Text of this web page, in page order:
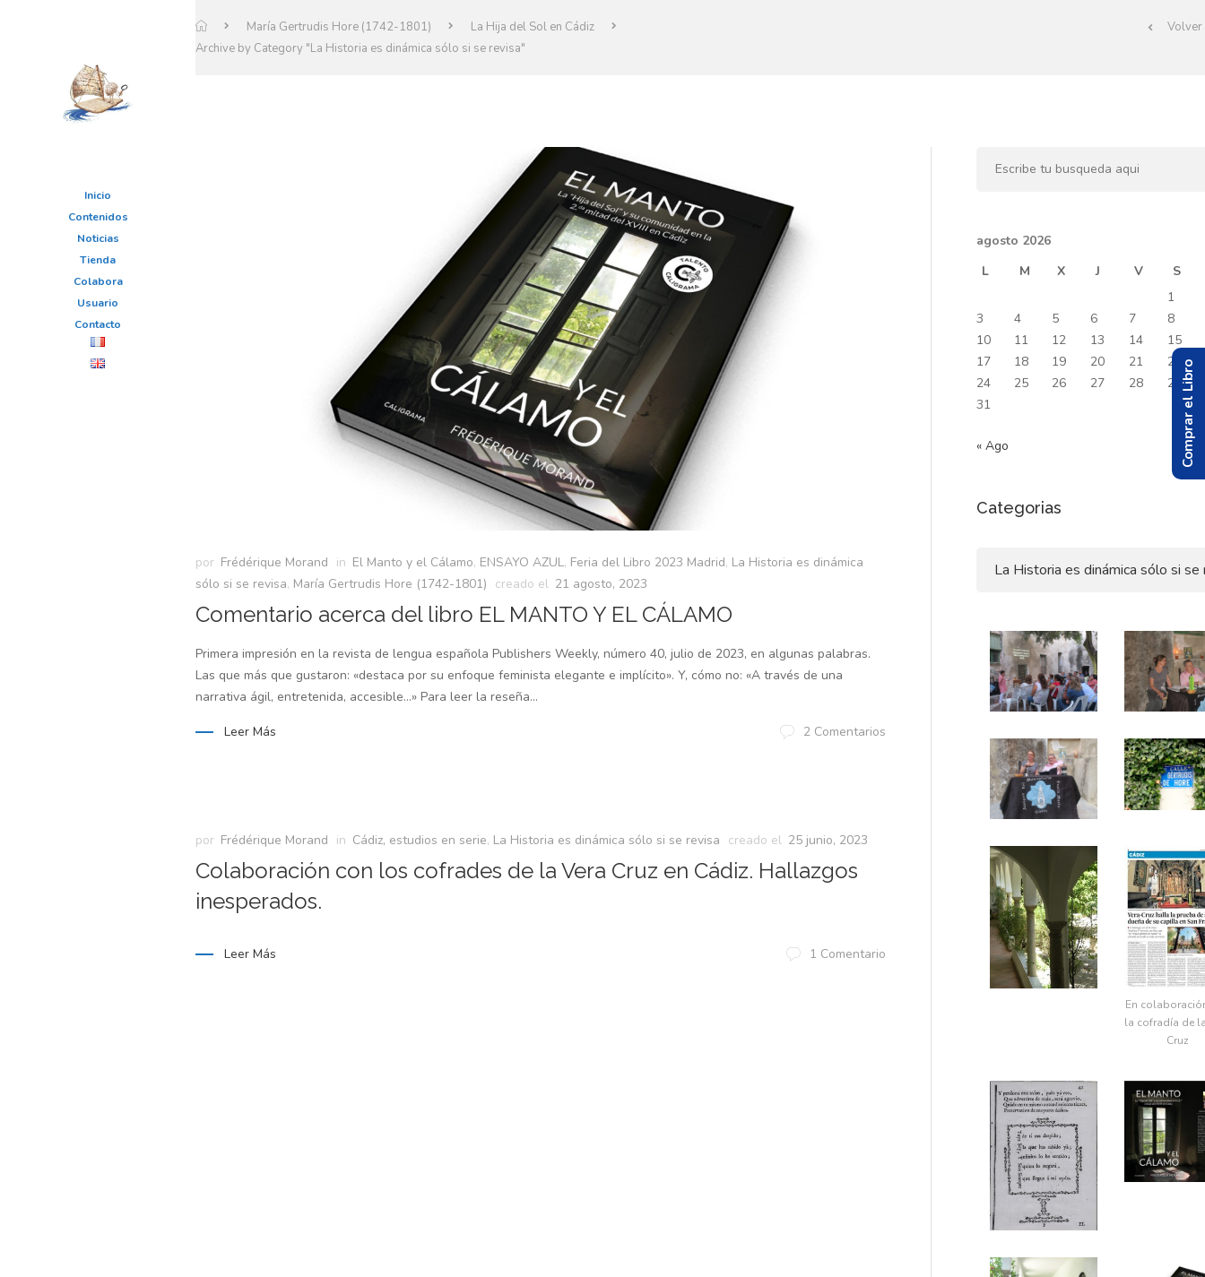
Inicio
Contenidos
Noticias
Tienda
Colabora
Usuario
Contacto
María Gertrudis Hore (1742-1801)
La Hija del Sol en Cádiz
Archive by Category "La Historia es dinámica sólo si se revisa"
Volver
por Frédérique Morand in El Manto y el Cálamo, ENSAYO AZUL, Feria del Libro 2023 Madrid, La Historia es dinámica
sólo si se revisa, María Gertrudis Hore (1742-1801) creado el 21 agosto, 2023
Comentario acerca del libro EL MANTO Y EL CÁLAMO
Primera impresión en la revista de lengua española Publishers Weekly, número 40, julio de 2023, en algunas palabras.
Las que más que gustaron: «destaca por su enfoque feminista elegante e implícito». Y, cómo no: «A través de una
narrativa ágil, entretenida, accesible…» Para leer la reseña...
Leer Más 2 Comentarios
por Frédérique Morand in Cádiz, estudios en serie, La Historia es dinámica sólo si se revisa creado el 25 junio, 2023
Colaboración con los cofrades de la Vera Cruz en Cádiz. Hallazgos
inesperados.
Leer Más 1 Comentario
agosto 2026
L
M X J V
S
1
3
4 5 6 7
8
10
11 12 13 14
15
17
18 19 20 21
22
24
25 26 27 28
29
31
« Ago
Categorias
En
la cofradía de
Cruz
Comprar el Libro